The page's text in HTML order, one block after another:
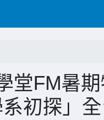
堂FM暑期
初探」全